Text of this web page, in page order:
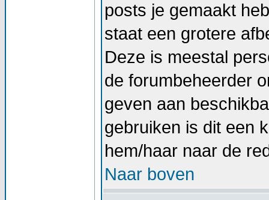
posts je gemaakt
staat een grotere
Deze is meestal
de forumbeheerder
geven aan
gebruiken is dit een
hem/haar naar de
Naar boven